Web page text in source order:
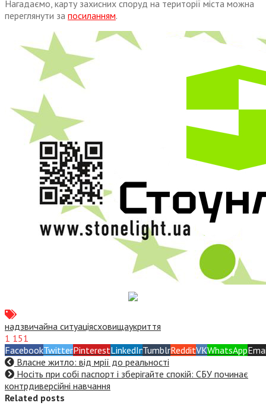
Нагадаємо, карту захисних споруд на території міста можна
переглянути за посиланням.
надзвичайна ситуаціясховищаукриття
1 151
FacebookTwitterPinterestLinkedInTumblrRedditVKWhatsApp
Власне житло: від мрії до реальності
Носіть при собі паспорт і зберігайте спокій: СБУ починає
контрдиверсійні навчання
Related posts